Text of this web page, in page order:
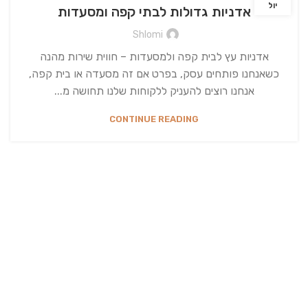
יול אדניות גדולות לבתי קפה ומסעדות
Shlomi
אדניות עץ לבית קפה ולמסעדות – חווית שירות מהנה
כשאנחנו פותחים עסק, בפרט אם זה מסעדה או בית קפה,
אנחנו רוצים להעניק ללקוחות שלנו תחושה מ...
CONTINUE READING